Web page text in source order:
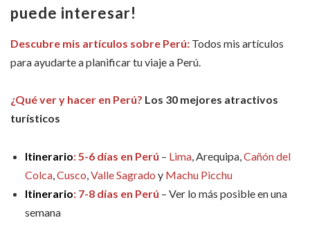
puede interesar!
Descubre mis artículos sobre Perú: Todos mis artículos
para ayudarte a planificar tu viaje a Perú.
¿Qué ver y hacer en Perú? Los 30 mejores atractivos
turísticos
Itinerario: 5-6 días en Perú – Lima , Arequipa, Cañón del
Colca Cusco Valle Sagrado y Machu Picchu
Itinerario: 7-8 días en Perú – Ver lo más posible en una
semana